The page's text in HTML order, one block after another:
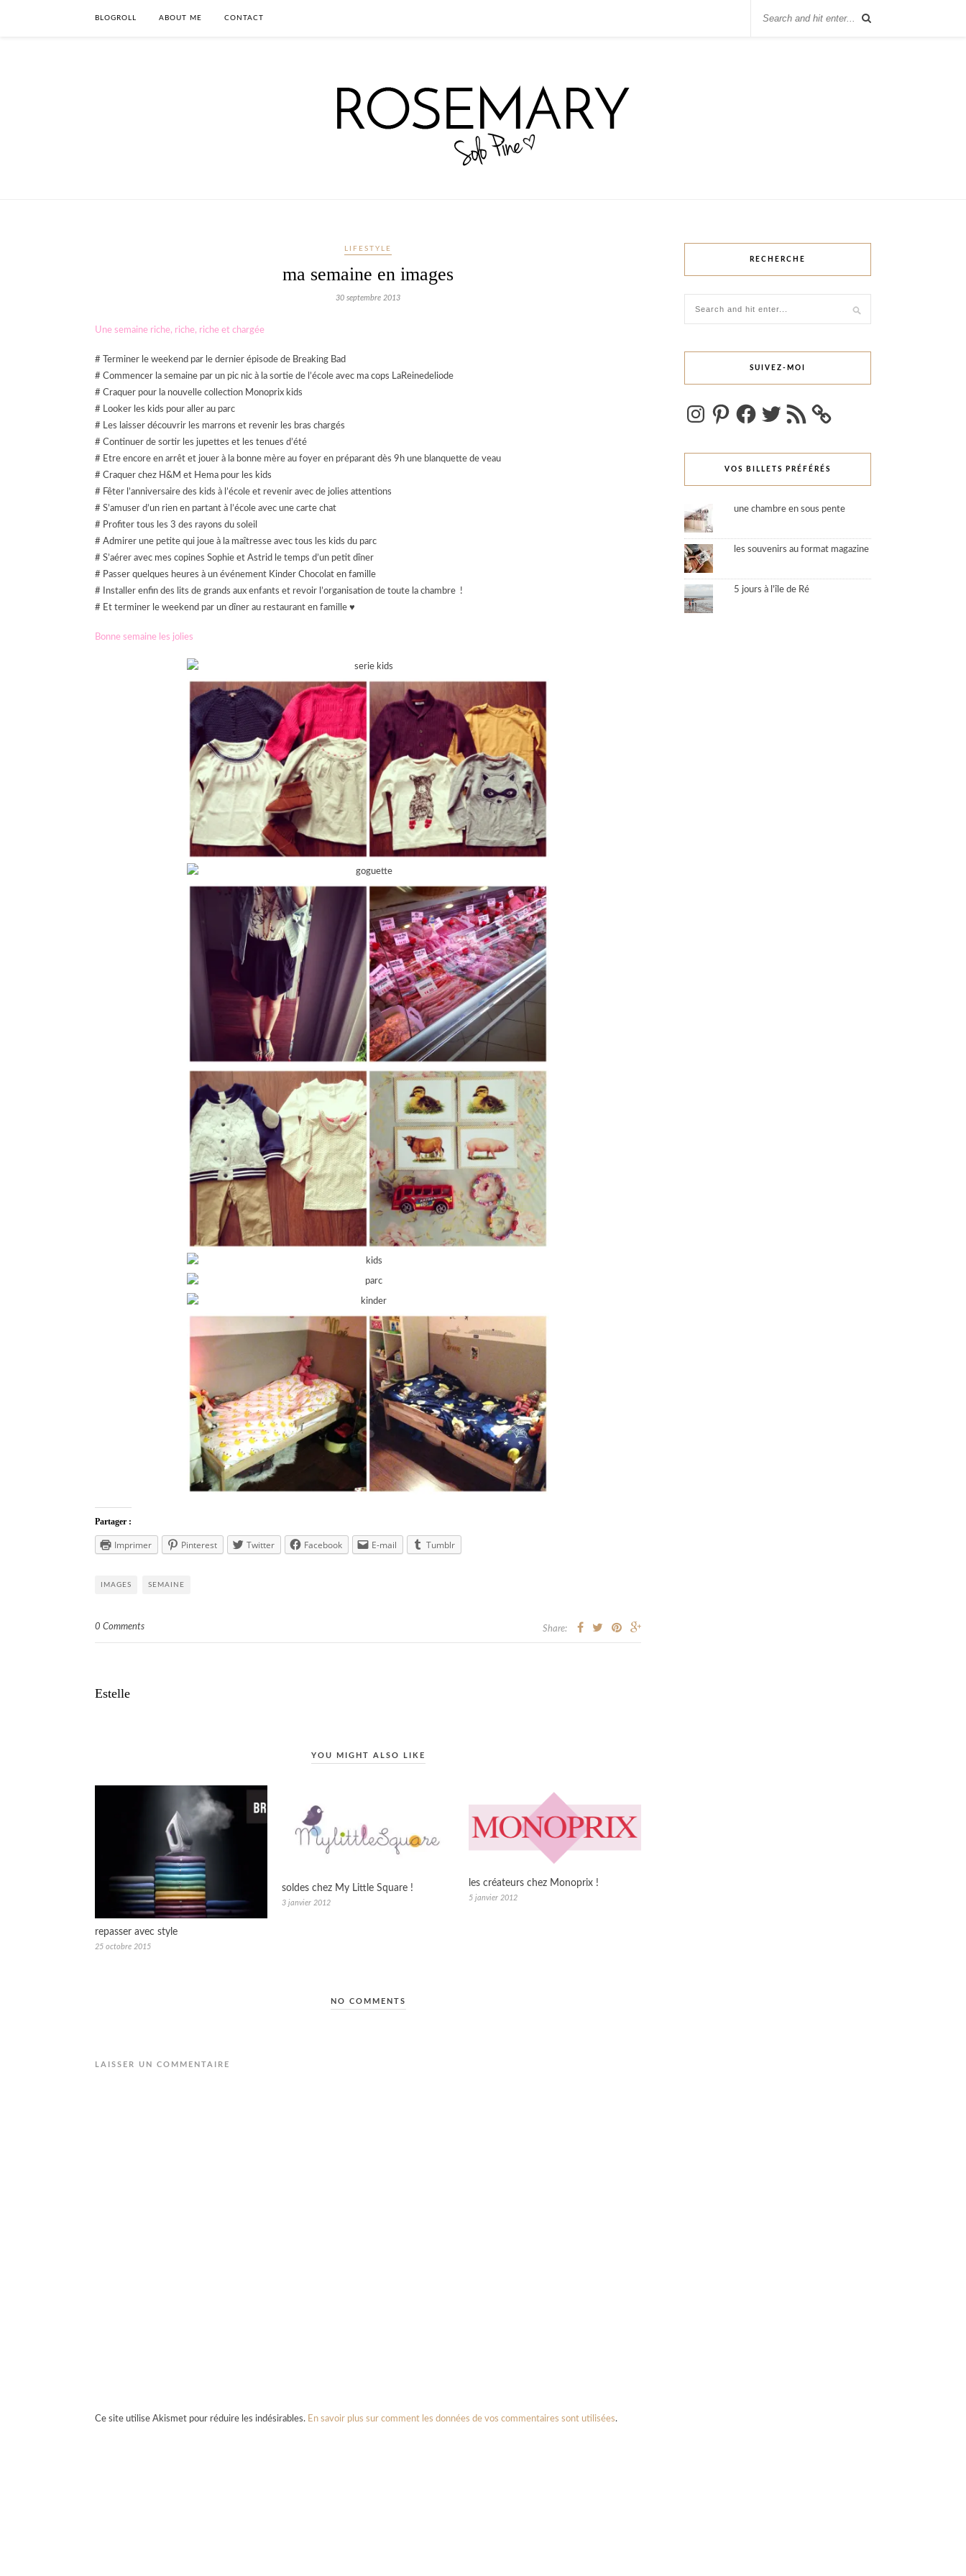
BLOGROLL ABOUT ME CONTACT
LIFESTYLE
ma semaine en images
30 septembre 2013
Une semaine riche, riche, riche et chargée
# Terminer le weekend par le dernier épisode de Breaking Bad
# Commencer la semaine par un pic nic à la sortie de l’école avec ma cops LaReinedeliode
# Craquer pour la nouvelle collection Monoprix kids
# Looker les kids pour aller au parc
# Les laisser découvrir les marrons et revenir les bras chargés
# Continuer de sortir les jupettes et les tenues d’été
# Etre encore en arrêt et jouer à la bonne mère au foyer en préparant dès 9h une blanquette de veau
# Craquer chez H&M et Hema pour les kids
# Fêter l’anniversaire des kids à l’école et revenir avec de jolies attentions
# S’amuser d’un rien en partant à l’école avec une carte chat
# Profiter tous les 3 des rayons du soleil
# Admirer une petite qui joue à la maîtresse avec tous les kids du parc
# S’aérer avec mes copines Sophie et Astrid le temps d’un petit dîner
# Passer quelques heures à un événement Kinder Chocolat en famille
# Installer enfin des lits de grands aux enfants et revoir l’organisation de toute la chambre !
# Et terminer le weekend par un dîner au restaurant en famille ♥
Bonne semaine les jolies
Partager :
Imprimer Pinterest Twitter Facebook E-mail Tumblr
IMAGES SEMAINE
0 Comments Share:
Estelle
YOU MIGHT ALSO LIKE
repasser avec style
25 octobre 2015
soldes chez My Little Square !
3 janvier 2012
les créateurs chez Monoprix !
5 janvier 2012
NO COMMENTS
LAISSER UN COMMENTAIRE
Ce site utilise Akismet pour réduire les indésirables. En savoir plus sur comment les données de vos commentaires sont utilisées.
RECHERCHE
SUIVEZ-MOI
InstagramPinterestFacebookTwitterFlux
RSS
VOS BILLETS PRÉFÉRÉS
une chambre en sous pente
les souvenirs au format magazine
5 jours à l'île de Ré